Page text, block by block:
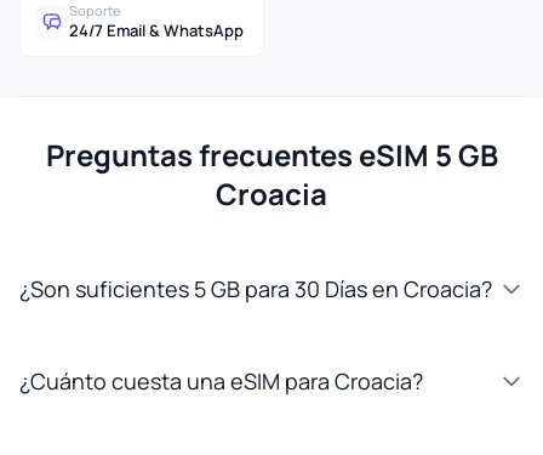
Soporte
24/7 Email & WhatsApp
Preguntas frecuentes eSIM 5 GB
Croacia
¿Son suficientes 5 GB para 30 Días en Croacia?
¿Cuánto cuesta una eSIM para Croacia?